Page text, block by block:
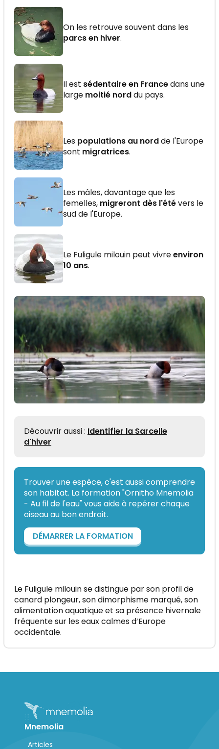
On les retrouve souvent dans les
parcs en hiver.
Il est sédentaire en Francedans une
large moitié norddu pays.
Les populations au nordde l'Europe
sont migratrices.
Les mâles, davantage que les
femelles, migreront dès l'étévers le
sud de l'Europe.
Le Fuligule milouin peut vivreenviron
10 ans.
Découvrir aussi : Identifier la Sarcelle
d'hiver
Trouver une espèce, c'est aussi comprendre
son habitat. La formation "Ornitho Mnemolia
- Au fil de l'eau" vous aide à repérer chaque
oiseau au bon endroit.
DÉMARRER LA FORMATION
Le Fuligule milouin se distingue par son profil de
canard plongeur, son dimorphisme marqué, son
alimentation aquatique et sa présence hivernale
fréquente sur les eaux calmes d’Europe
occidentale.
Mnemolia
Articles